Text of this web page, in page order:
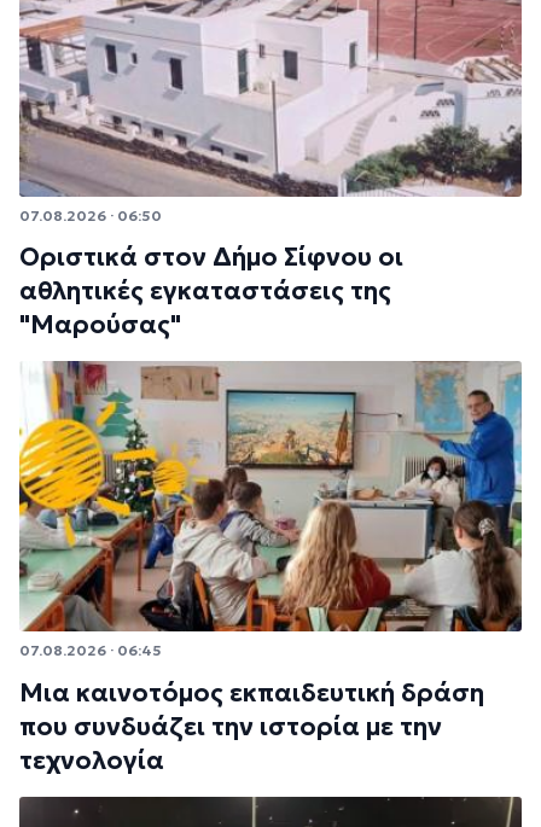
07.08.2026 · 06:50
Οριστικά στον Δήμο Σίφνου οι
αθλητικές εγκαταστάσεις της
"Μαρούσας"
07.08.2026 · 06:45
Μια καινοτόμος εκπαιδευτική δράση
που συνδυάζει την ιστορία με την
τεχνολογία